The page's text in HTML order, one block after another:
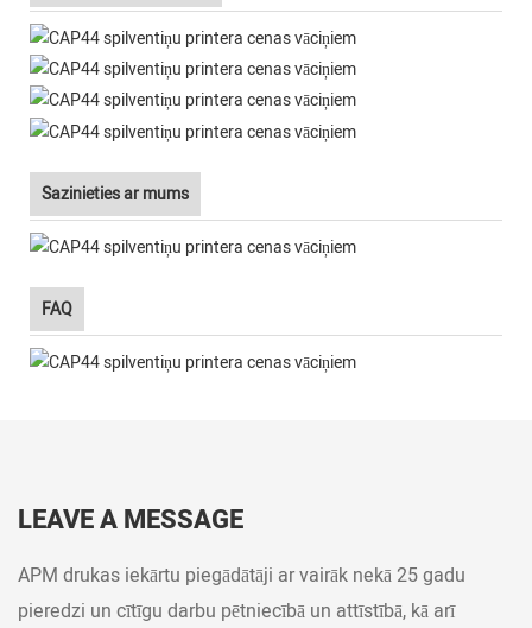
Sazinieties ar mums
FAQ
LEAVE A MESSAGE
APM drukas iekārtu piegādātāji ar vairāk nekā 25 gadu
pieredzi un cītīgu darbu pētniecībā un attīstībā, kā arī